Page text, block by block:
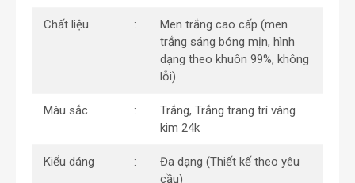
Chất liệu
Men trắng cao cấp (men
trắng sáng bóng mịn, hình
dạng theo khuôn 99%, không
lỗi)
Màu sắc
Trắng, Trắng trang trí vàng
kim 24k
Kiểu dáng
Đa dạng (Thiết kế theo yêu
cầu)